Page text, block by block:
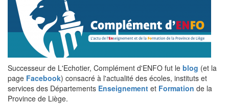
Successeur de L'Echotier, Complément d'ENFO fut le blog (et la
page Facebook) consacré à l'actualité des écoles, instituts et
services des Départements Enseignement et Formation de la
Province de Liège.